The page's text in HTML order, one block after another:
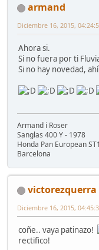
armand
Diciembre 16, 2015,
Ahora si.
Si no fuera por ti
Si no hay novedad,
Armand i Roser
Sanglas 400 Y - 1978
Honda Pan European
Barcelona
victorezquerra
Diciembre 16, 2015,
coñe.. vaya patinazo!
rectifico!